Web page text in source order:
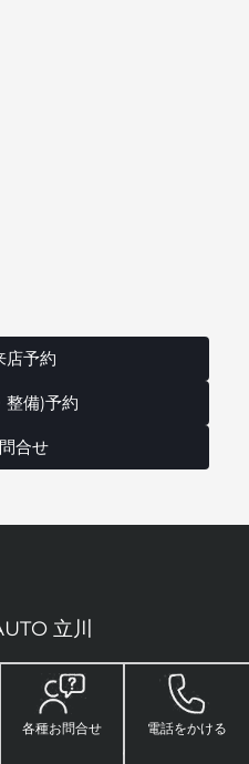
各種お問合せ 電話をかける
店予約
整備)予約
合せ
立川
その他
BYDについて